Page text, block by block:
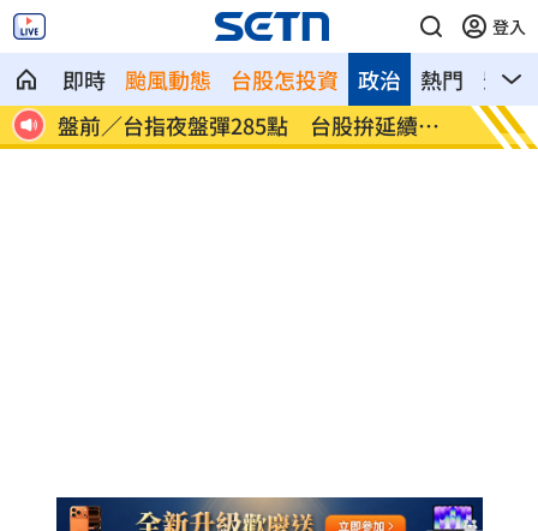
登入
即時 颱風動態 台股怎投資 熱門 影音
政治
送
盤前／台指夜盤彈285點 台股拚延續反
彈
美股
點